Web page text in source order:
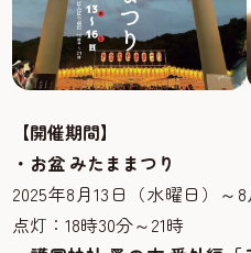
【開催期間】
・お盆 みたままつり
2025年8月13日（水曜日）
点灯：18時30分～21時